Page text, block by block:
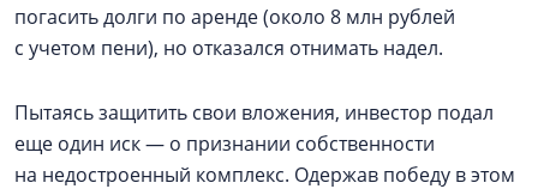
погасить долги по аренде (около 8 млн рублей
с учетом пени), но отказался отнимать надел.
Пытаясь защитить свои вложения, инвестор подал
еще один иск — о признании собственности
на недостроенный комплекс. Одержав победу в этом